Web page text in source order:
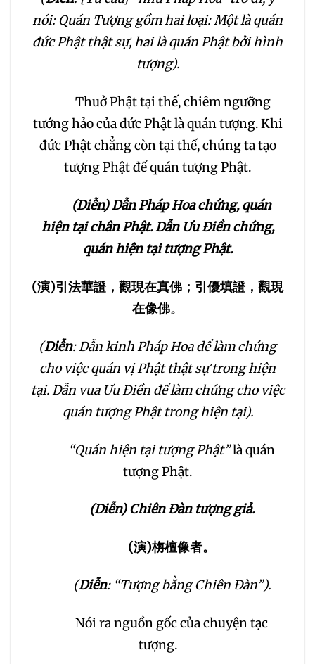
nói: Quán Tượng gồm hai loại: Một là quán
đức Phật thật sự, hai là quán Phật bởi hình
tượng).
Thuở Phật tại thế, chiêm ngưỡng
tướng hảo của đức Phật là quán tượng. Khi
đức Phật chẳng còn tại thế, chúng ta tạo
tượng Phật để quán tượng Phật.
(Diễn) DẫnPhápHoa chứng, quán
hiện tại chânPhật. Dẫn ƯuĐiền chứng,
quánhiện tại tượngPhật.
(演)引法華證，觀現在真佛；引優填證，觀現
在像佛。
(Diễn: Dẫn kinh Pháp Hoa để làm chứng
cho việc quán vị Phật thật sự trong hiện
tại. Dẫn vua Ưu Điền để làm chứng cho việc
quán tượng Phật trong hiện tại).
“Quán hiện tại tượng Phật”là quán
tượng Phật.
(Diễn) Chiên Đàn tượng giả.
(演)栴檀像者。
(Diễn: “Tượng bằng Chiên Đàn”).
Nói ra nguồn gốc của chuyện tạc
tượng.